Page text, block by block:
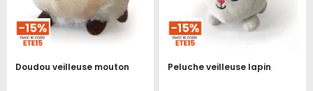
Doudou veilleuse mouton Peluche veilleuse lapin